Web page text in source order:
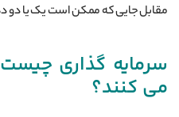
مقابل جایی که ممکن است یک یا دو
سرمایه گذاری
می کنند؟